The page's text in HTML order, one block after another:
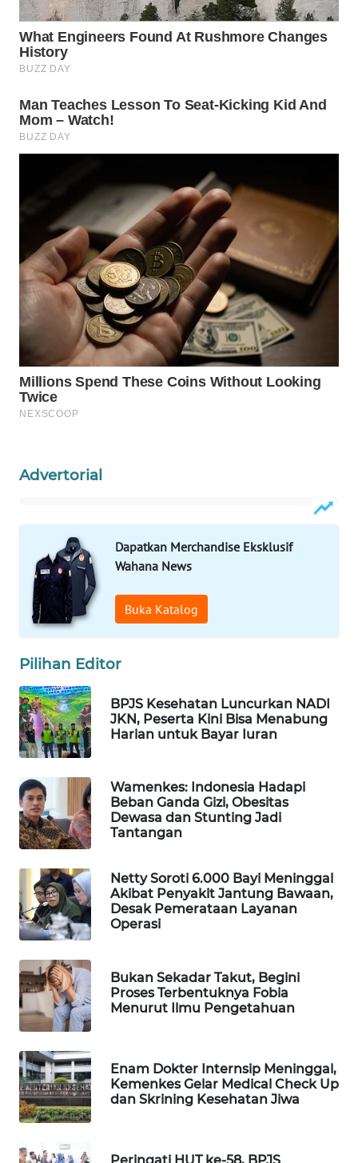
Advertorial
Dapatkan Merchandise Eksklusif
Wahana News
Buka Katalog
Pilihan Editor
BPJS Kesehatan Luncurkan NADI
JKN, Peserta Kini Bisa Menabung
Harian untuk Bayar Iuran
Wamenkes: Indonesia Hadapi
Beban Ganda Gizi, Obesitas
Dewasa dan Stunting Jadi
Tantangan
Netty Soroti 6.000 Bayi Meninggal
Akibat Penyakit Jantung Bawaan,
Desak Pemerataan Layanan
Operasi
Bukan Sekadar Takut, Begini
Proses Terbentuknya Fobia
Menurut Ilmu Pengetahuan
Enam Dokter Internsip Meninggal,
Kemenkes Gelar Medical Check Up
dan Skrining Kesehatan Jiwa
LABUANBAJO
WN
BORNEO
Wahana
Media
Group
WAHANA
TANI
WAHANA
ADVOKAT
WAHANA
INFRASTRUKTUR
WAHANA
WAHANA
WAHANA
TRAVEL
WAHANA
TV
ID
WAHANANEWS
CO ID
NET
WAHANA
SPORT
WAHANA
UMKM
WAHANA
SELEB
WAHANA
PERSONA
WAHANA
OTOMOTIF
WAHANA